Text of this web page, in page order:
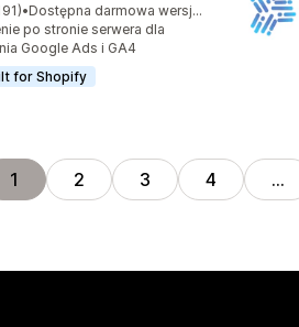
gwiazdek
liczba recenzji: 191
•
Dostępna darmowa wersja próbna
po stronie serwera dla
Google Ads i GA4
for Shopify
1 2 3 4 …